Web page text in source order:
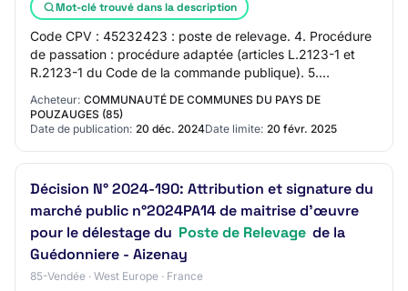
Mot-clé trouvé dans la description
Code CPV : 45232423 : poste de relevage. 4. Procédure
de passation : procédure adaptée (articles L.2123-1 et
R.2123-1 du Code de la commande publique). 5.
Caractéristiques principales : les informati…
Acheteur: COMMUNAUTÉ DE COMMUNES DU PAYS DE
POUZAUGES (85)
Date de publication: 20 déc. 2024Date limite: 20 févr. 2025
Décision N° 2024-190: Attribution et signature du
marché public n°2024PA14 de maitrise d'œuvre
pour le délestage du Poste de Relevage de la
Guédonniere - Aizenay
85-Vendée · West Europe · France